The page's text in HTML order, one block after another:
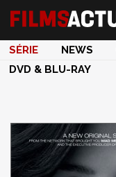
SÉRIE NEWS
DVD & BLU-RAY